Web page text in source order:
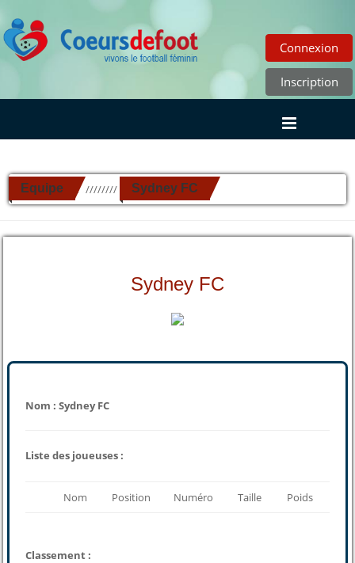
Connexion
Inscription
Equipe ////////// Sydney FC
Sydney FC
Nom : Sydney FC
Liste des joueuses :
Nom Position Numéro Taille Poids
Classement :